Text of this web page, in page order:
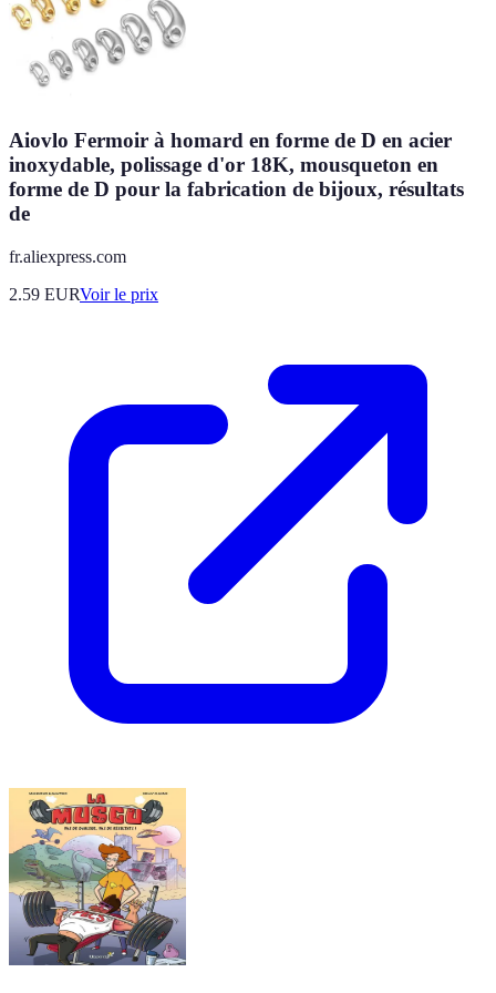
Aiovlo Fermoir à homard en forme de D en acier
inoxydable, polissage d'or 18K, mousqueton en
forme de D pour la fabrication de bijoux, résultats
de
fr.aliexpress.com
2.59 EURVoir le prix